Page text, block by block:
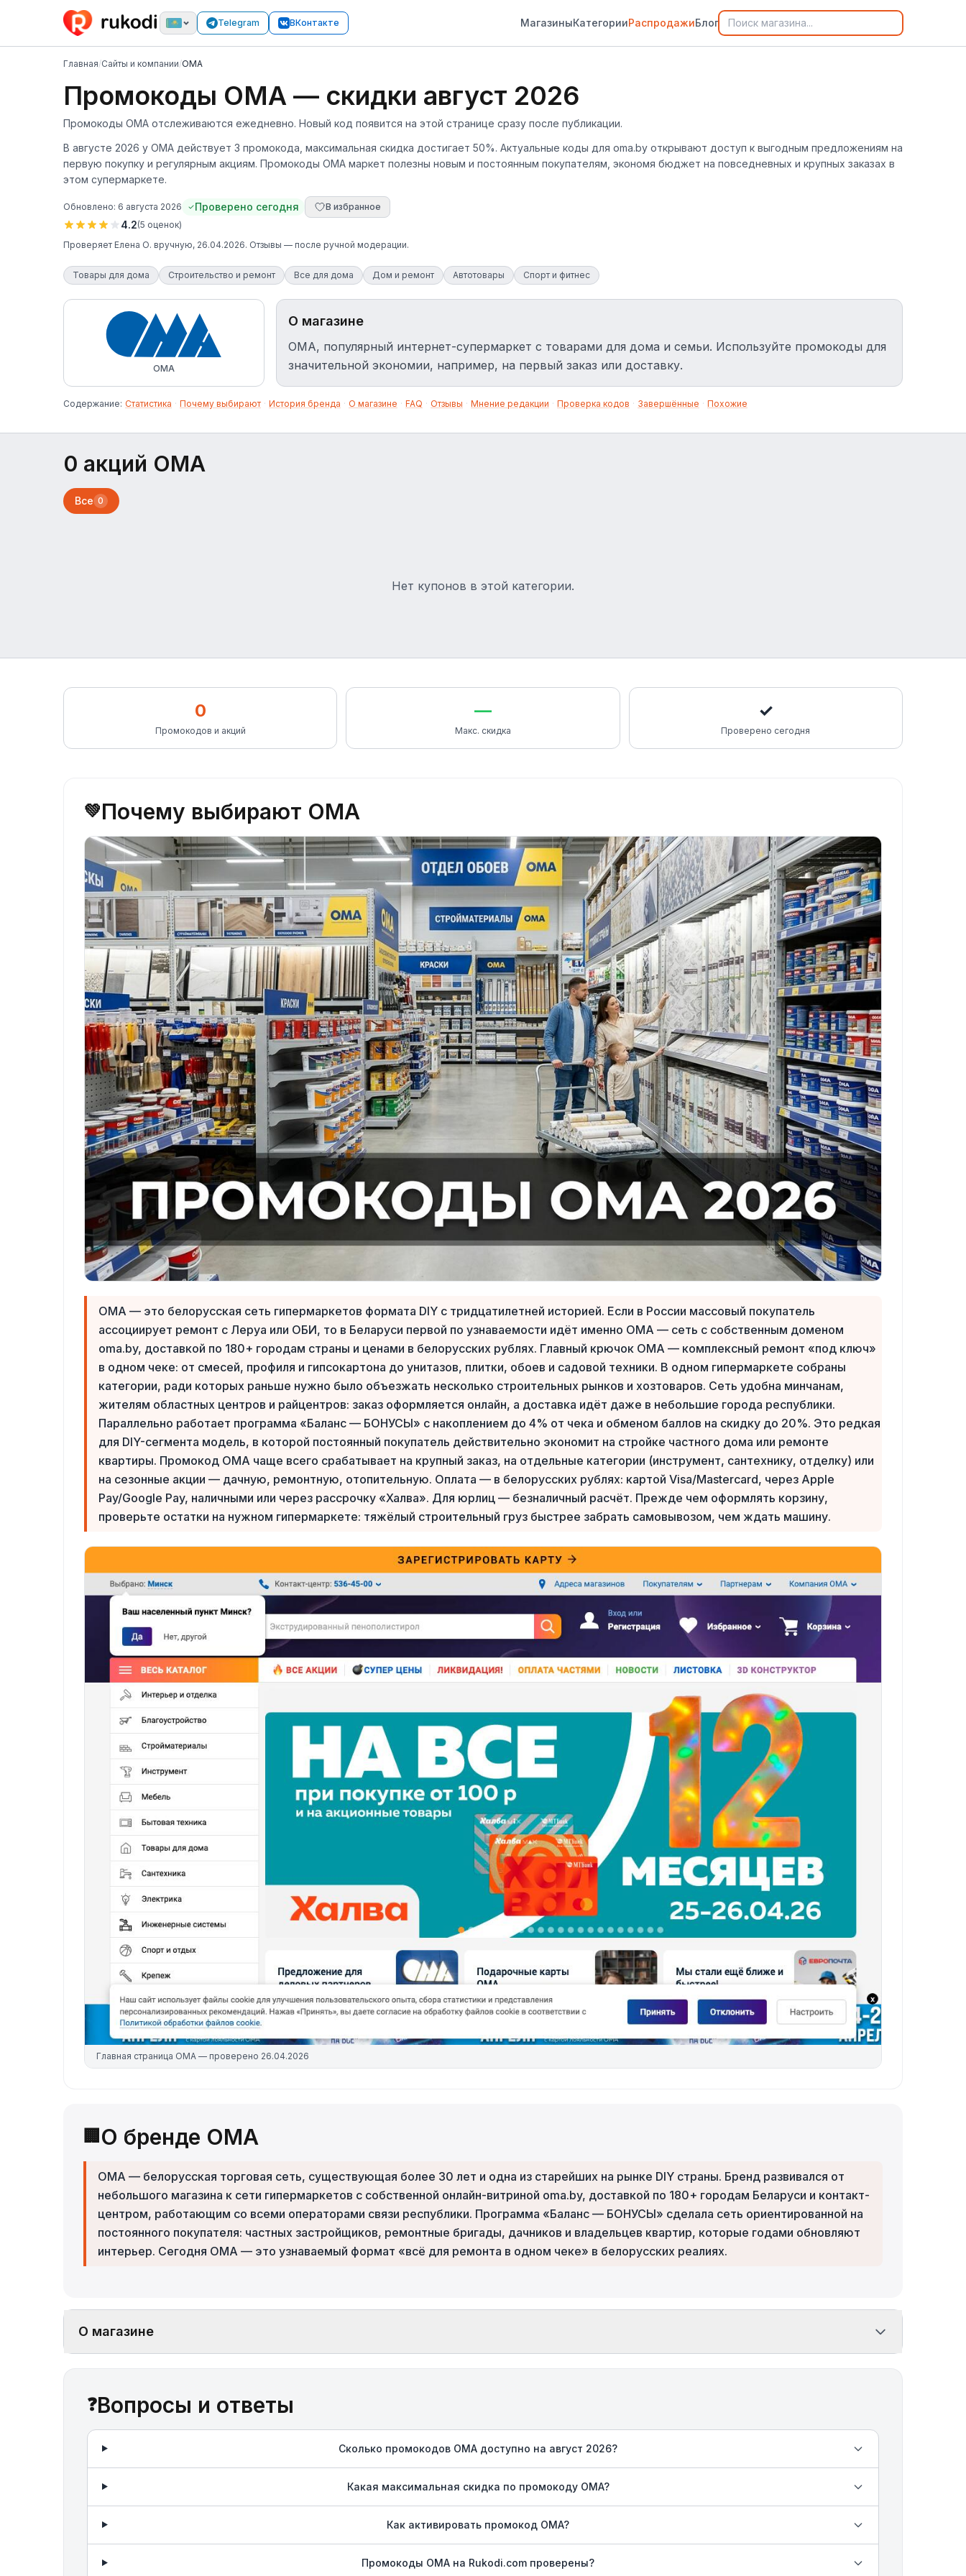
Telegram ВКонтакте МагазиныКатегорииРаспродажиБлог
Главная/Сайты и компании/OMA
Промокоды OMA — скидки август 2026
Промокоды OMA отслеживаются ежедневно. Новый код появится на этой странице сразу после публикации.
В августе 2026 у OMA действует 3 промокода, максимальная скидка достигает 50%. Актуальные коды для oma.by открывают доступ к выгодным предложениям на
первую покупку и регулярным акциям. Промокоды OMA маркет полезны новым и постоянным покупателям, экономя бюджет на повседневных и крупных заказах в
этом супермаркете.
Обновлено: 6 августа 2026 Проверено сегодня В избранное
4.2(5 оценок)
Проверяет Елена О. вручную, 26.04.2026. Отзывы — после ручной модерации.
Товары для дома Строительство и ремонт Все для дома Дом и ремонт Автотовары Спорт и фитнес
OMA
О магазине
OMA, популярный интернет-супермаркет с товарами для дома и семьи. Используйте промокоды для
значительной экономии, например, на первый заказ или доставку.
Содержание: Статистика · Почему выбирают · История бренда · О магазине · FAQ · Отзывы · Мнение редакции · Проверка кодов · Завершённые · Похожие
0 акций OMA
Все 0
Нет купонов в этой категории.
0
Промокодов и акций
—
Макс. скидка
✓
Проверено сегодня
💚Почему выбирают OMA
ОМА — это белорусская сеть гипермаркетов формата DIY с тридцатилетней историей. Если в России массовый покупатель
ассоциирует ремонт с Леруа или ОБИ, то в Беларуси первой по узнаваемости идёт именно ОМА — сеть с собственным доменом
oma.by, доставкой по 180+ городам страны и ценами в белорусских рублях. Главный крючок ОМА — комплексный ремонт «под ключ»
в одном чеке: от смесей, профиля и гипсокартона до унитазов, плитки, обоев и садовой техники. В одном гипермаркете собраны
категории, ради которых раньше нужно было объезжать несколько строительных рынков и хозтоваров. Сеть удобна минчанам,
жителям областных центров и райцентров: заказ оформляется онлайн, а доставка идёт даже в небольшие города республики.
Параллельно работает программа «Баланс — БОНУСЫ» с накоплением до 4% от чека и обменом баллов на скидку до 20%. Это редкая
для DIY-сегмента модель, в которой постоянный покупатель действительно экономит на стройке частного дома или ремонте
квартиры. Промокод ОМА чаще всего срабатывает на крупный заказ, на отдельные категории (инструмент, сантехнику, отделку) или
на сезонные акции — дачную, ремонтную, отопительную. Оплата — в белорусских рублях: картой Visa/Mastercard, через Apple
Pay/Google Pay, наличными или через рассрочку «Халва». Для юрлиц — безналичный расчёт. Прежде чем оформлять корзину,
проверьте остатки на нужном гипермаркете: тяжёлый строительный груз быстрее забрать самовывозом, чем ждать машину.
Главная страница OMA — проверено 26.04.2026
🏢 О бренде OMA
ОМА — белорусская торговая сеть, существующая более 30 лет и одна из старейших на рынке DIY страны. Бренд развивался от
небольшого магазина к сети гипермаркетов с собственной онлайн-витриной oma.by, доставкой по 180+ городам Беларуси и контакт-
центром, работающим со всеми операторами связи республики. Программа «Баланс — БОНУСЫ» сделала сеть ориентированной на
постоянного покупателя: частных застройщиков, ремонтные бригады, дачников и владельцев квартир, которые годами обновляют
интерьер. Сегодня ОМА — это узнаваемый формат «всё для ремонта в одном чеке» в белорусских реалиях.
О магазине
❓Вопросы и ответы
Сколько промокодов OMA доступно на август 2026?
Какая максимальная скидка по промокоду OMA?
Как активировать промокод OMA?
Промокоды OMA на Rukodi.com проверены?